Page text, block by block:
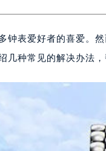
钟表爱好者的喜爱。
几种常见的解决办法，